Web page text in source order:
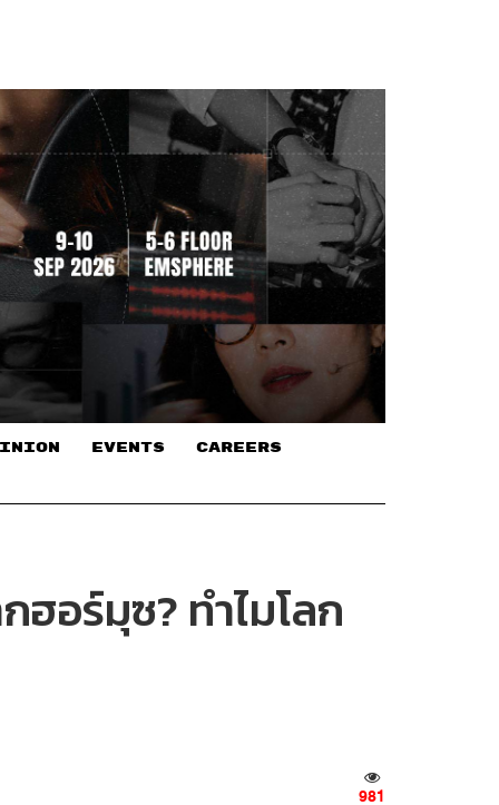
EVENTS CAREERS
ฮอร์มุซ? ทำไมโลก
981